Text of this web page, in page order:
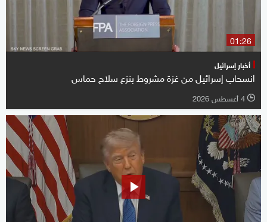
01:26
أخبار إسرائيل
انسحاب إسرائيل من غزة مشروط بنزع سلاح حماس
l 4 أغسطس 2026